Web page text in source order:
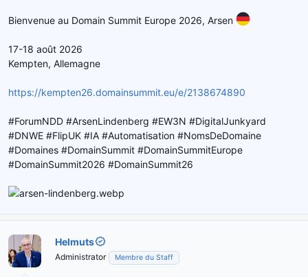
Bienvenue au Domain Summit Europe 2026, Arsen
17-18 août 2026
Kempten, Allemagne
https://kempten26.domainsummit.eu/e/2138674890
#ForumNDD #ArsenLindenberg #EW3N #DigitalJunkyard
#DNWE #FlipUK #IA #Automatisation #NomsDeDomaine
#Domaines #DomainSummit #DomainSummitEurope
#DomainSummit2026 #DomainSummit26
Helmuts
Administrator Membre du Staff